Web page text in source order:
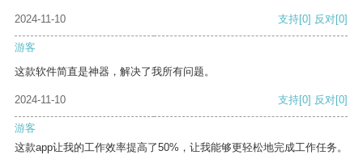
2024-11-10 支持[0] 反对[0]
游客
这款软件简直是神器，解决了我所有问题。
2024-11-10 支持[0] 反对[0]
游客
这款app让我的工作效率提高了50%，让我能够更轻松地完成工作任务。